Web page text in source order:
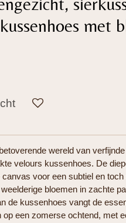
met
wereld van
velours kussenhoes. De
canvas voor een subtiel en
bloemen in zachte
de kussenhoes vangt de
op een zomerse ochtend, met